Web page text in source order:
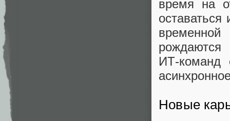
время на
Новые